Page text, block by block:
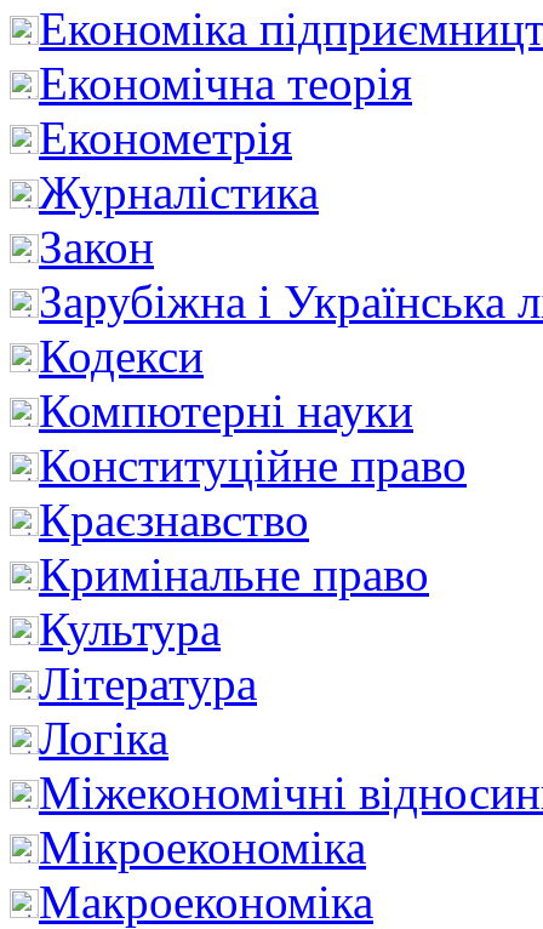
Економіка
Економічна теорія
Економетрія
Журналістика
Закон
Зарубіжна і Українська
Кодекси
Компютерні науки
Конституційне право
Краєзнавство
Кримінальне право
Культура
Література
Логіка
Міжекономічні
Мікроекономіка
Макроекономіка